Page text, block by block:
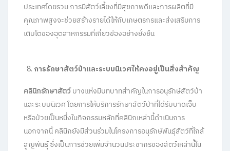
ประเทศโดยรวม การมีสัตว์เลี้ยงที่มีสุขภาพดีและการผลิตที่มี
คุณภาพสูงจะช่วยสร้างรายได้ให้กับเกษตรกรและส่งเสริมการ
เติบโตของอุตสาหกรรมที่เกี่ยวข้องอย่างยั่งยืน
การรักษาสัตว์ป่าและระบบนิเวศให้คงอยู่เป็นสิ่งสำคัญ
คลินิกรักษาสัตว์บางแห่งมีบทบาทสำคัญในการอนุรักษ์สัตว์ป่า
และระบบนิเวศ โดยการให้บริการรักษาสัตว์ป่าที่ได้รับบาดเจ็บ
หรือป่วยเป็นหนึ่งในกิจกรรมหลักที่คลินิกเหล่านี้ดำเนินการ
นอกจากนี้ คลินิกยังมีส่วนร่วมในโครงการอนุรักษ์พันธุ์สัตว์ที่ใกล้
สูญพันธุ์ ซึ่งเป็นการช่วยเพิ่มจำนวนประชากรของสัตว์เหล่านี้ใน